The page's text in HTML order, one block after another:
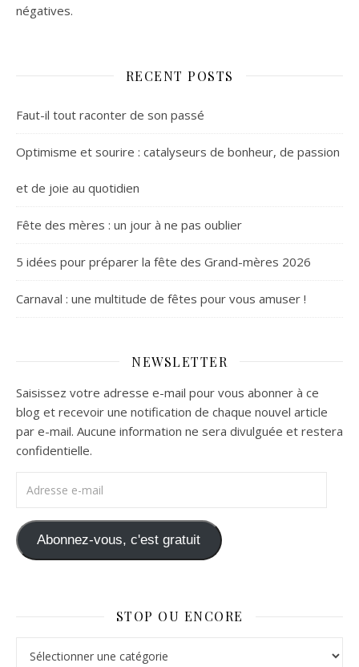
négatives.
RECENT POSTS
Faut-il tout raconter de son passé
Optimisme et sourire : catalyseurs de bonheur, de passion
et de joie au quotidien
Fête des mères : un jour à ne pas oublier
5 idées pour préparer la fête des Grand-mères 2026
Carnaval : une multitude de fêtes pour vous amuser !
NEWSLETTER
Saisissez votre adresse e-mail pour vous abonner à ce
blog et recevoir une notification de chaque nouvel article
par e-mail. Aucune information ne sera divulguée et restera
confidentielle.
Abonnez-vous, c'est gratuit
STOP OU ENCORE